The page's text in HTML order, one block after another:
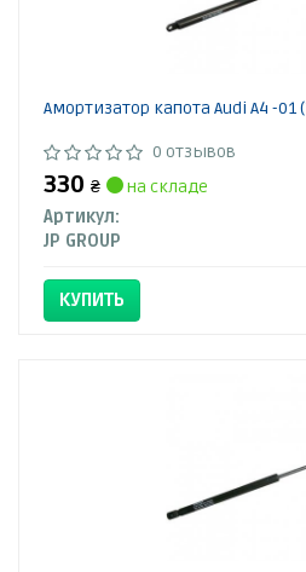
Амортизатор капота Audi A4 -01
0 отзывов
330 ₴
на складе
Артикул:
JP GROUP
КУПИТЬ